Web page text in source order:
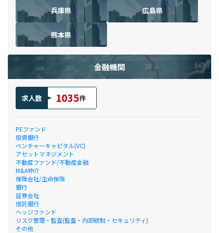
兵庫県 広島県
熊本県
金融機関
求人数 1035件
PEファンド
投資銀行
ベンチャーキャピタル(VC)
アセットマネジメント
不動産ファンド/不動産金融
M&A仲介
保険会社/生命保険
銀行
証券会社
信託銀行
ヘッジファンド
リスク管理・監査(監査・内部統制・セキュリティ)
その他